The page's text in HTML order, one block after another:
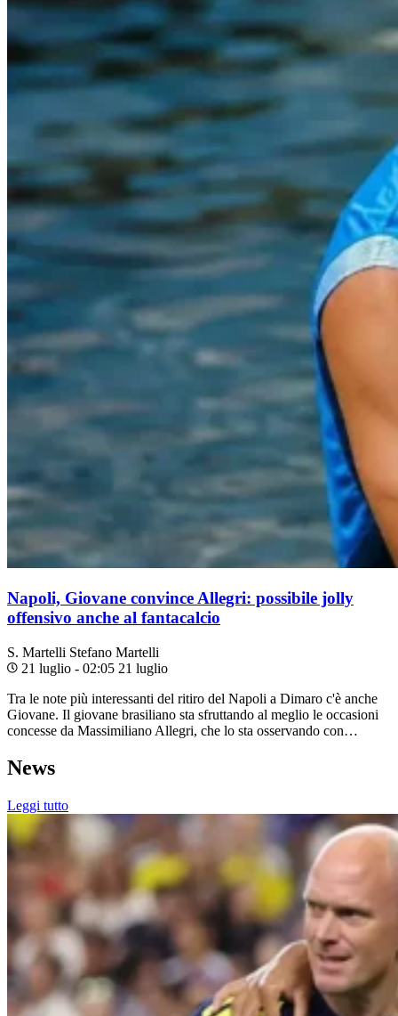
Napoli, Giovane convince Allegri: possibile jolly
offensivo anche al fantacalcio
S. Martelli Stefano Martelli
21 luglio - 02:05 21 luglio
Tra le note più interessanti del ritiro del Napoli a Dimaro c'è anche
Giovane. Il giovane brasiliano sta sfruttando al meglio le occasioni
concesse da Massimiliano Allegri, che lo sta osservando con…
News
Leggi tutto